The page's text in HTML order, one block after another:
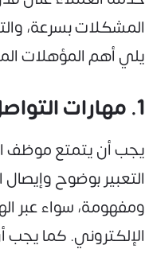
المشكلات بسرعة،
يلي أهم المؤهلات
1. مهارات التواصل الفعّال
يجب أن يتمتع موظف
التعبير بوضوح
ومفهومة، سواء عبر
الإلكتروني. كما